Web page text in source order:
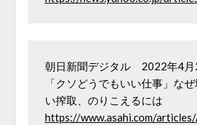
朝日新聞デジタル　2022年4
「クソどうでもいい仕事」な
い搾取、のりこえるには
https://www.asahi.com/